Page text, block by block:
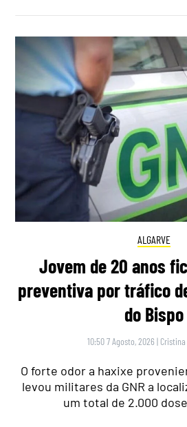
ALGARVE
Jovem de 20 anos
preventiva por tráfico
do Bispo
10:50 7 Agosto, 2026 |
O forte odor a haxixe
levou militares da GNR a
um total de 2.000